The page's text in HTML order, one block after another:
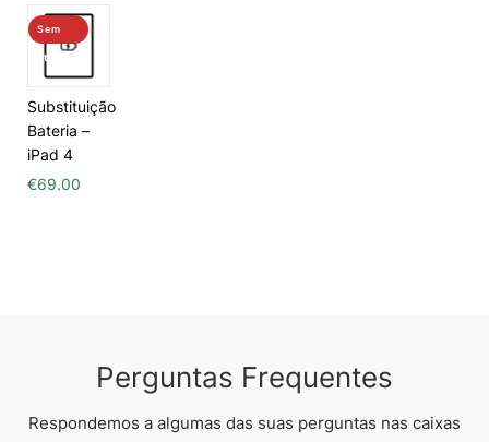
Sem
stock
Substituição
Bateria –
iPad 4
€69.00
Perguntas Frequentes
Respondemos a algumas das suas perguntas nas caixas